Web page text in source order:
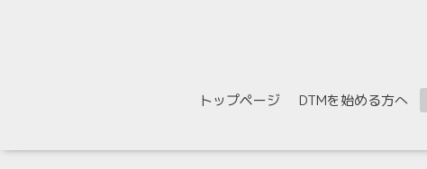
トップページ DTMを始める方へ